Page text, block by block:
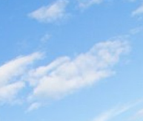
搜尋景點
好康優惠